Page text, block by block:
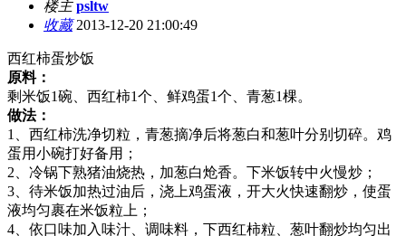
楼主 psltw
收藏2013-12-20 21:00:49
西红柿蛋炒饭
原料：
剩米饭1碗、西红柿1个、鲜鸡蛋1个、青葱1棵。
做法：
1、西红柿洗净切粒，青葱摘净后将葱白和葱叶分别切碎。鸡
蛋用小碗打好备用；
2、冷锅下熟猪油烧热，加葱白炝香。下米饭转中火慢炒；
3、待米饭加热过油后，浇上鸡蛋液，开大火快速翻炒，使蛋
液均匀裹在米饭粒上；
4、依口味加入味汁、调味料，下西红柿粒、葱叶翻炒均匀出